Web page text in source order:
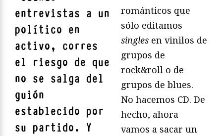
entrevistas a un
político en
activo, corres
el riesgo de que
no se salga del
guión
establecido por
su partido. Y
románticos que
sólo editamos
singles en vinilos de
grupos de
rock&roll o de
grupos de blues.
No hacemos CD. De
hecho, ahora
vamos a sacar un